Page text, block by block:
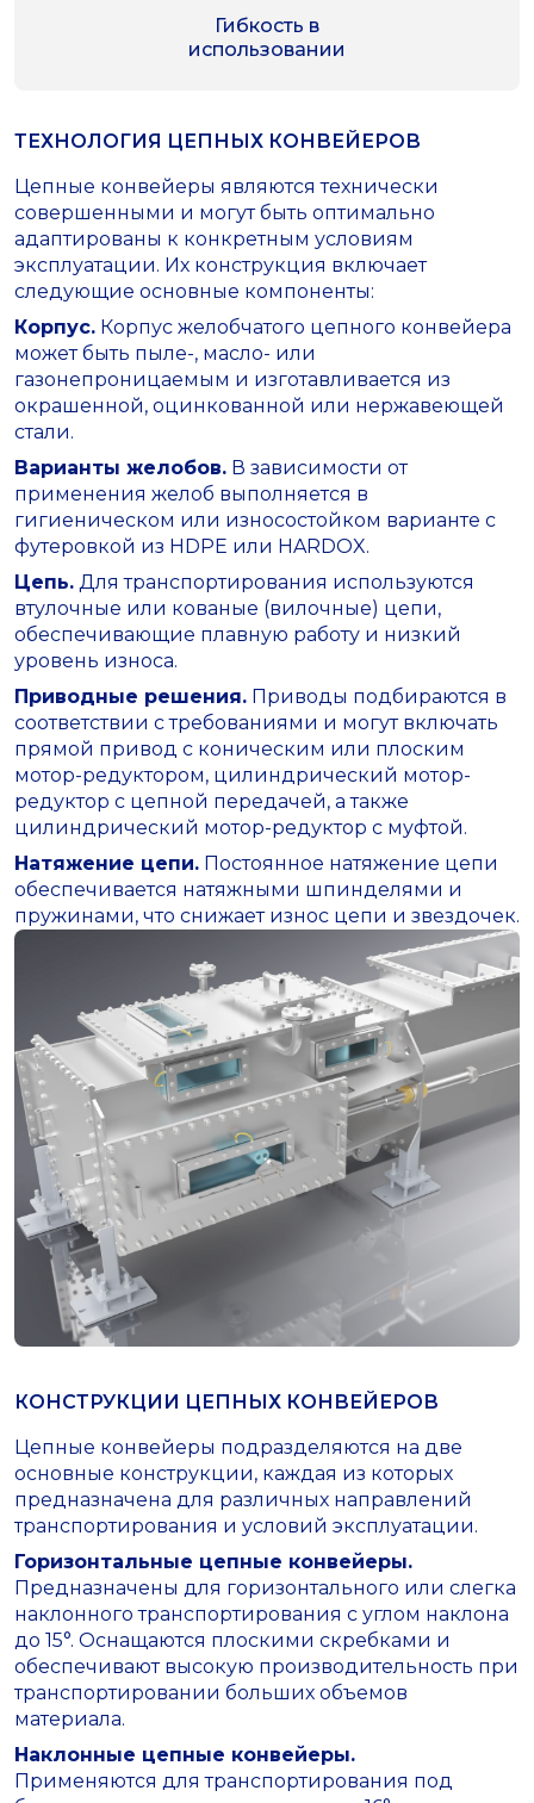
Гибкость в
использовании
ТЕХНОЛОГИЯ ЦЕПНЫХ КОНВЕЙЕРОВ
Цепные конвейеры являются технически
совершенными и могут быть оптимально
адаптированы к конкретным условиям
эксплуатации. Их конструкция включает
следующие основные компоненты:
Корпус. Корпус желобчатого цепного конвейера
может быть пыле-, масло- или
газонепроницаемым и изготавливается из
окрашенной, оцинкованной или нержавеющей
стали.
Варианты желобов. В зависимости от
применения желоб выполняется в
гигиеническом или износостойком варианте с
футеровкой из HDPE или HARDOX.
Цепь. Для транспортирования используются
втулочные или кованые (вилочные) цепи,
обеспечивающие плавную работу и низкий
уровень износа.
Приводные решения. Приводы подбираются в
соответствии с требованиями и могут включать
прямой привод с коническим или плоским
мотор-редуктором, цилиндрический мотор-
редуктор с цепной передачей, а также
цилиндрический мотор-редуктор с муфтой.
Натяжение цепи. Постоянное натяжение цепи
обеспечивается натяжными шпинделями и
пружинами, что снижает износ цепи и звездочек.
КОНСТРУКЦИИ ЦЕПНЫХ КОНВЕЙЕРОВ
Цепные конвейеры подразделяются на две
основные конструкции, каждая из которых
предназначена для различных направлений
транспортирования и условий эксплуатации.
Горизонтальные цепные конвейеры.
Предназначены для горизонтального или слегка
наклонного транспортирования с углом наклона
до 15°. Оснащаются плоскими скребками и
обеспечивают высокую производительность при
транспортировании больших объемов
материала.
Наклонные цепные конвейеры.
Применяются для транспортирования под